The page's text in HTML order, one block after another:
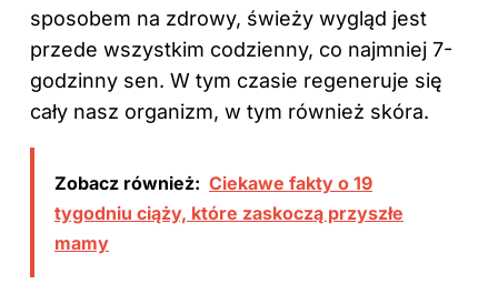
sposobem na zdrowy, świeży wygląd jest
przede wszystkim codzienny, co najmniej 7-
godzinny sen. W tym czasie regeneruje się
cały nasz organizm, w tym również skóra.
Zobacz również: Ciekawe fakty o 19
tygodniu ciąży, które zaskoczą przyszłe
mamy